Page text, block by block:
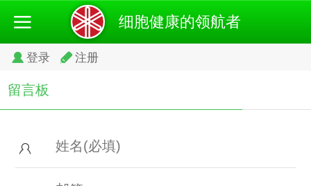
细胞健康的领航者
登录 注册
留言板